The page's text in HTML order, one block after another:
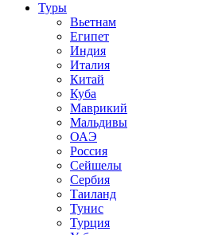
Туры
Вьетнам
Египет
Индия
Италия
Китай
Куба
Маврикий
Мальдивы
ОАЭ
Россия
Сейшелы
Сербия
Таиланд
Тунис
Турция